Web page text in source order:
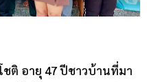
ชติ อายุ 47 ปีชาวบ้านที่มา